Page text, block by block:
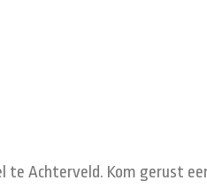
Achterveld. Kom gerust